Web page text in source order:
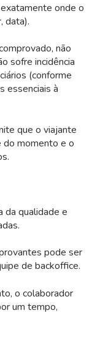
onde o
data).
não
sofre incidência
(conforme
essenciais à
que o viajante
do momento e o
da qualidade e
pode ser
de backoffice.
o colaborador
um tempo,